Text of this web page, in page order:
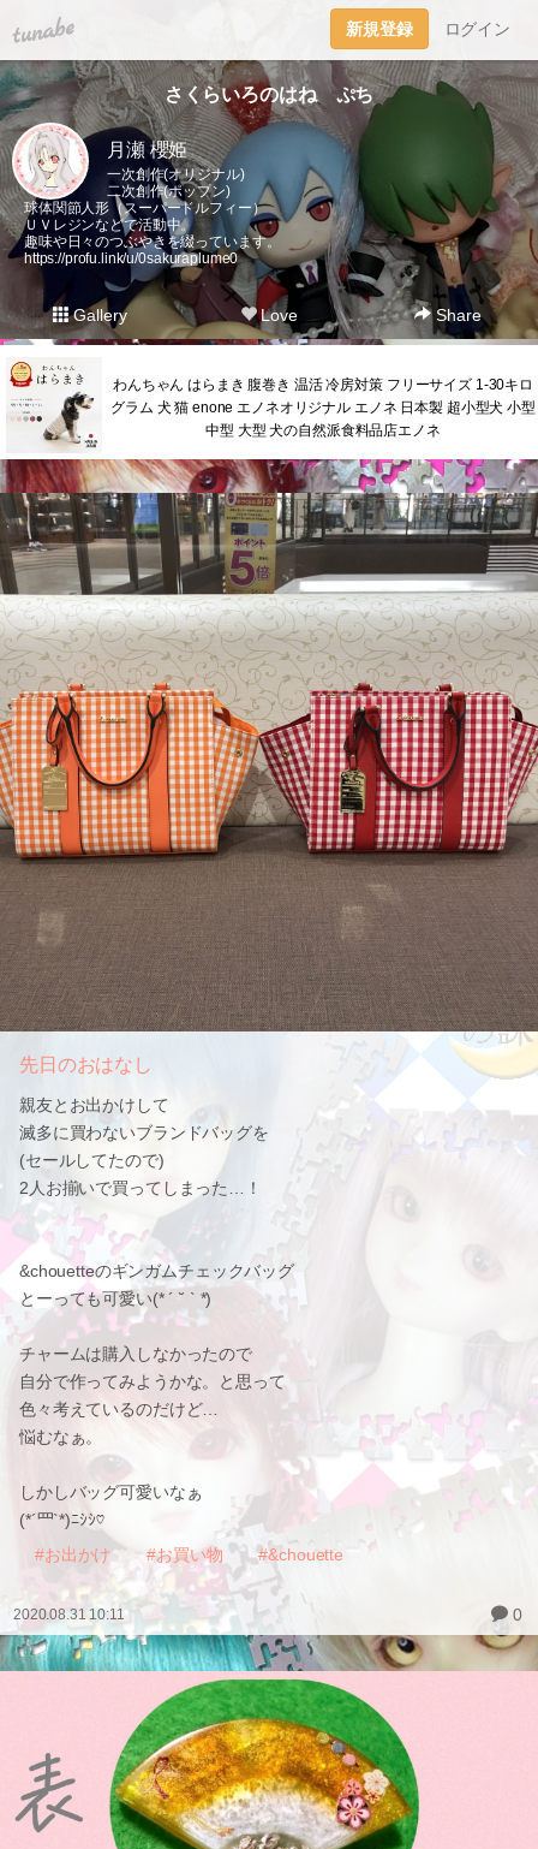
tuna.be 新規登録 ログイン
さくらいろのはね ぷち
月瀬 櫻姫
一次創作(オリジナル)
二次創作(ポップン)
球体関節人形（スーパードルフィー）
ＵＶレジンなどで活動中。
趣味や日々のつぶやきを綴っています。
https://profu.link/u/0sakuraplume0
Gallery Love Share
わんちゃん はらまき 腹巻き 温活 冷房対策 フリーサイズ 1-30キロ
グラム 犬 猫 enone エノネオリジナル エノネ 日本製 超小型犬 小型
中型 大型 犬の自然派食料品店エノネ
先日のおはなし
親友とお出かけして
滅多に買わないブランドバッグを
(セールしてたので)
2人お揃いで買ってしまった…！
&chouetteのギンガムチェックバッグ
とーっても可愛い(* ´ ˘ ` *)
チャームは購入しなかったので
自分で作ってみようかな。と思って
色々考えているのだけど…
悩むなぁ。
しかしバッグ可愛いなぁ
(*´罒`*)ﾆｼｼ♡
#お出かけ
#お買い物 #&chouette
2020.08.31 10:11 0